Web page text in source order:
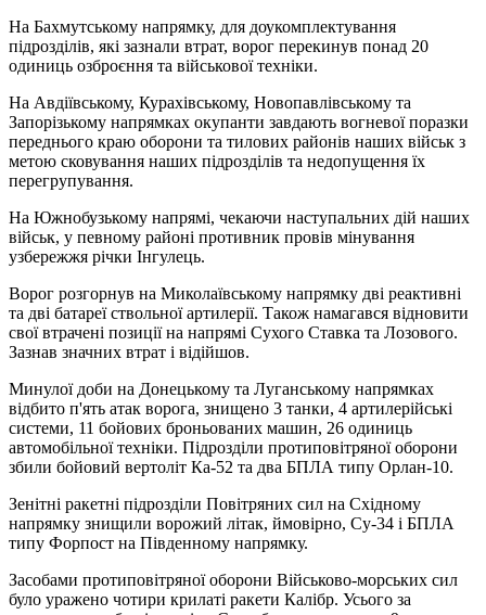
На Бахмутському напрямку, для доукомплектування
підрозділів, які зазнали втрат, ворог перекинув понад 20
одиниць озброєння та військової техніки.
На Авдіївському, Курахівському, Новопавлівському та
Запорізькому напрямках окупанти завдають вогневої поразки
переднього краю оборони та тилових районів наших військ з
метою сковування наших підрозділів та недопущення їх
перегрупування.
На Южнобузькому напрямі, чекаючи наступальних дій наших
військ, у певному районі противник провів мінування
узбережжя річки Інгулець.
Ворог розгорнув на Миколаївському напрямку дві реактивні
та дві батареї ствольної артилерії. Також намагався відновити
свої втрачені позиції на напрямі Сухого Ставка та Лозового.
Зазнав значних втрат і відійшов.
Минулої доби на Донецькому та Луганському напрямках
відбито п'ять атак ворога, знищено 3 танки, 4 артилерійські
системи, 11 бойових броньованих машин, 26 одиниць
автомобільної техніки. Підрозділи протиповітряної оборони
збили бойовий вертоліт Ка-52 та два БПЛА типу Орлан-10.
Зенітні ракетні підрозділи Повітряних сил на Східному
напрямку знищили ворожий літак, ймовірно, Су-34 і БПЛА
типу Форпост на Південному напрямку.
Засобами протиповітряної оборони Військово-морських сил
було уражено чотири крилаті ракети Калібр. Усього за